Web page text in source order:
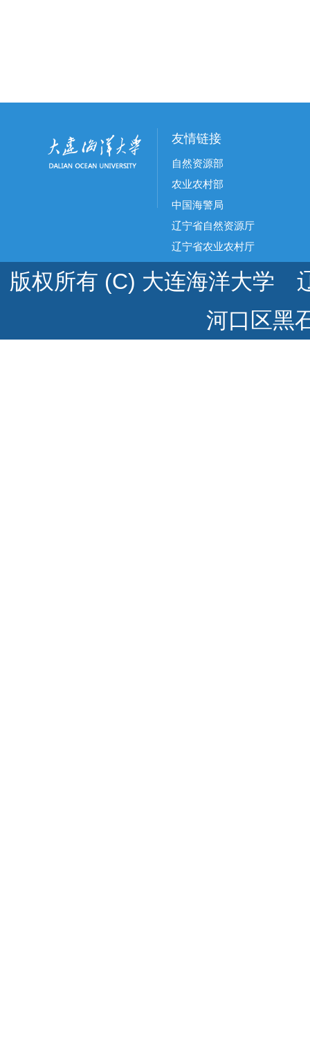
友情链接
自然资源部
农业农村部
中国海警局
辽宁省自然资源厅
辽宁省农业农村厅
版权所有 (C) 大连海洋大学
河口区黑